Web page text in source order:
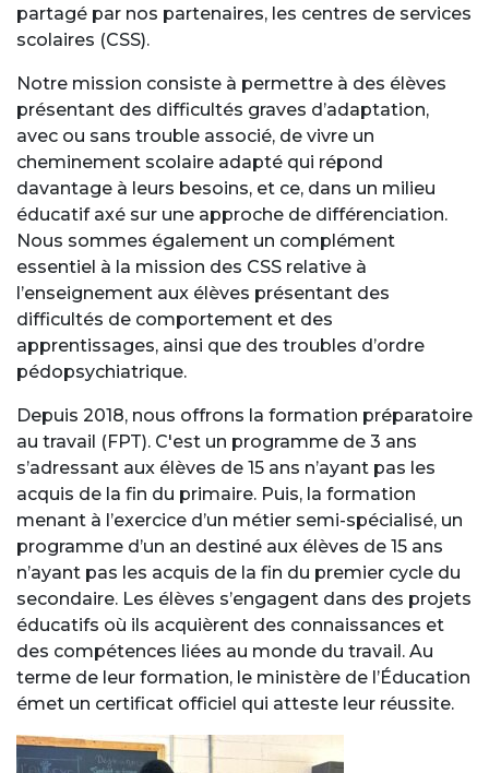
partagé par nos partenaires, les centres de services
scolaires (CSS).
Notre mission consiste à permettre à des élèves
présentant des difficultés graves d’adaptation,
avec ou sans trouble associé, de vivre un
cheminement scolaire adapté qui répond
davantage à leurs besoins, et ce, dans un milieu
éducatif axé sur une approche de différenciation.
Nous sommes également un complément
essentiel à la mission des CSS relative à
l’enseignement aux élèves présentant des
difficultés de comportement et des
apprentissages, ainsi que des troubles d’ordre
pédopsychiatrique.
Depuis 2018, nous offrons la formation préparatoire
au travail (FPT). C'est un programme de 3 ans
s’adressant aux élèves de 15 ans n’ayant pas les
acquis de la fin du primaire. Puis, la formation
menant à l’exercice d’un métier semi-spécialisé, un
programme d’un an destiné aux élèves de 15 ans
n’ayant pas les acquis de la fin du premier cycle du
secondaire. Les élèves s’engagent dans des projets
éducatifs où ils acquièrent des connaissances et
des compétences liées au monde du travail. Au
terme de leur formation, le ministère de l’Éducation
émet un certificat officiel qui atteste leur réussite.